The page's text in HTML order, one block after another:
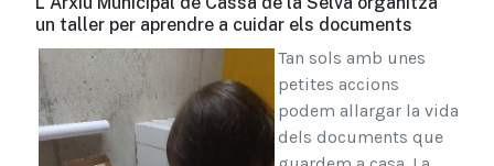
un taller per aprendre a cuidar els documents
Tan sols amb unes
petites accions
podem allargar la vida
dels documents que